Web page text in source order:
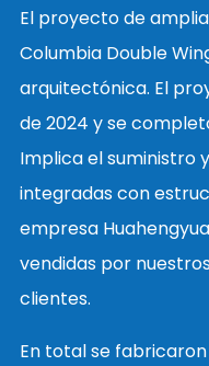
El proyecto de
Columbia Double
arquitectónica. El
de 2024 y se
Implica el suministro
integradas con
empresa
vendidas por
clientes.
En total se